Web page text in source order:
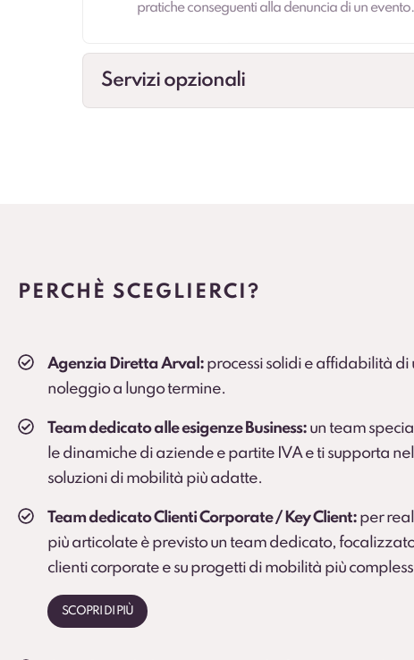
pratiche conseguenti alla denuncia di un evento.
Servizi opzionali
PERCHÈ SCEGLIERCI?
Agenzia Diretta Arval: processi solidi e affidabilità di
noleggio a lungo termine.
Team dedicato alle esigenze Business: un team
le dinamiche di aziende e partite IVA e ti supporta
soluzioni di mobilità più adatte.
Team dedicato Clienti Corporate / Key Client: per
più articolate è previsto un team dedicato,
clienti corporate e su progetti di mobilità più
SCOPRI DI PIÙ